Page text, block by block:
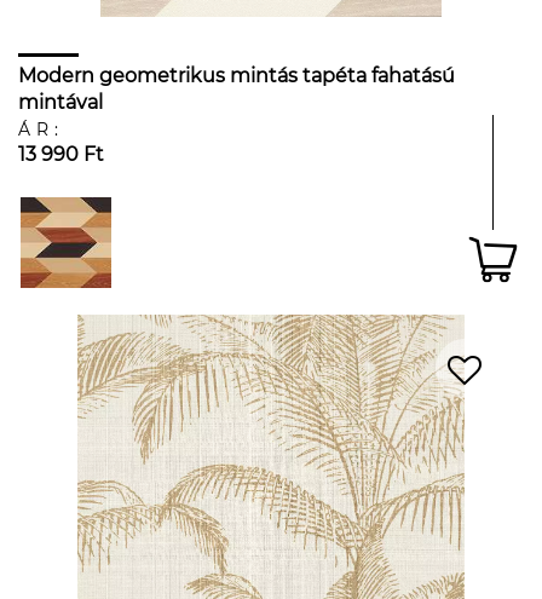
Modern geometrikus mintás tapéta fahatású
mintával
ÁR:
13 990 Ft